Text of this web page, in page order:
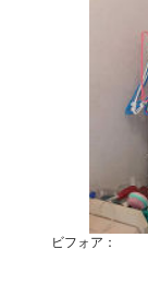
ビフォア：